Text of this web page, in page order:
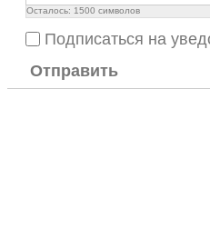
Осталось: 1500 символов
Подписаться на
Отправить